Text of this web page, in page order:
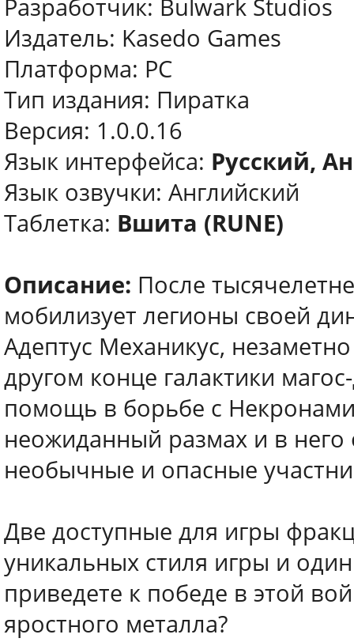
Разработчик: Bulwark Studios
Издатель: Kasedo Games
Платформа: PC
Тип издания: Пиратка
Версия: 1.0.0.16
Язык интерфейса: Русский,
Язык озвучки: Английский
Таблетка: Вшита (RUNE)
Описание: После
мобилизует легионы своей
Адептус Механикус,
другом конце галактики
помощь в борьбе с
неожиданный размах и в него
необычные и опасные
Две доступные для игры
уникальных стиля игры и
приведете к победе в этой
яростного металла?